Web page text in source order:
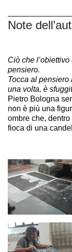
Note
Ciò che
pensiero.
Tocca al pensiero
una volta, è
Pietro Bologna
non è più una
ombre che,
fioca di una